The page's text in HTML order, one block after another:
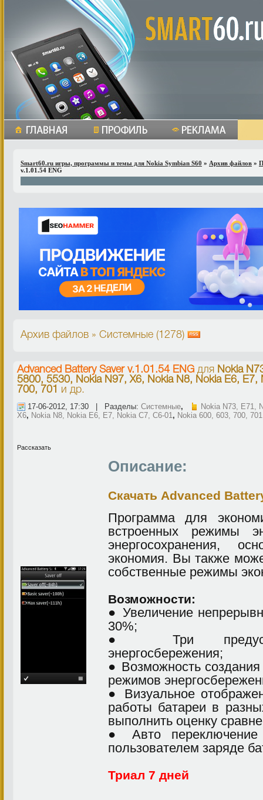
Smart60.ru игры, программы и темы для Nokia Symbian S60 » Архив файлов »
v.1.01.54 ENG
Архив файлов » Системные (1278)
Advanced Battery Saver v.1.01.54 ENG для Nokia
5800, 5530, Nokia N97, X6, Nokia N8, Nokia E6,
700, 701
и др.
17-06-2012, 17:30 | Разделы: Системные,
Nokia N73, E71,
X6, Nokia N8, Nokia E6, E7, Nokia C7, C6-01 , Nokia 600, 603, 700, 701
Рассказать
Описание:
Скачать Advanced
Программа для
встроенных режимы
энергосохранения,
экономия. Вы также
собственные режимы
Возможности:
● Увеличение
30%;
● Три
энергосбережения;
● Возможность
режимов
● Визуальное
работы батареи в
выполнить оценку
● Авто
пользователем заряде
Триал 7 дней